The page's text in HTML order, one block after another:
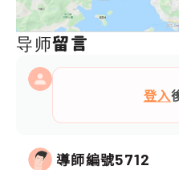
导师留言
登入
導師編號5712